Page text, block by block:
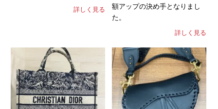
詳しく見る
額アップの決め手となりまし
た。
詳しく見る